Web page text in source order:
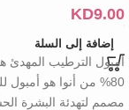
KD9.00
إضافة إلى السلة
أمبول الترطيب المهدئ
80% من أنوا هو أمبول
مصمم لتهدئة البشرة